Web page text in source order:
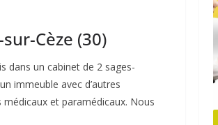
Cèze (30)
dans un cabinet de 2 sages-
immeuble avec d’autres
et paramédicaux. Nous